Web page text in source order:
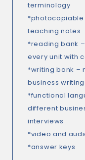
terminology
*photocopiable
teaching notes
*reading bank
every unit with
*writing bank –
business
*functional
different
interviews
*video and
*answer keys